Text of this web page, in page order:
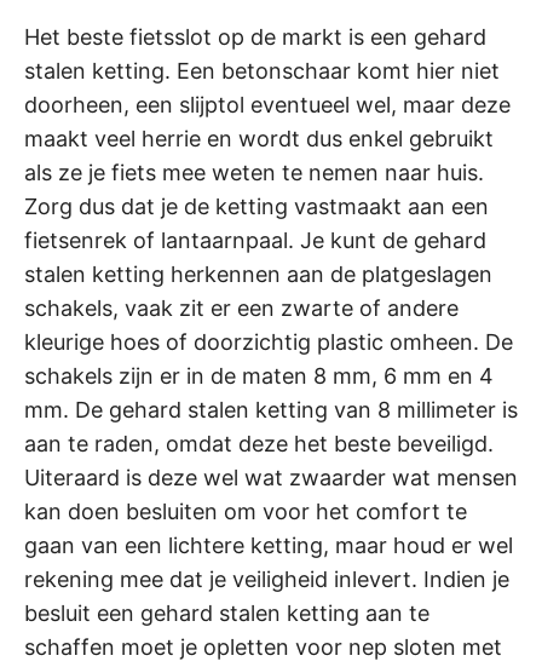
Het beste fietsslot op de markt is een gehard
stalen ketting. Een betonschaar komt hier niet
doorheen, een slijptol eventueel wel, maar deze
maakt veel herrie en wordt dus enkel gebruikt
als ze je fiets mee weten te nemen naar huis.
Zorg dus dat je de ketting vastmaakt aan een
fietsenrek of lantaarnpaal. Je kunt de gehard
stalen ketting herkennen aan de platgeslagen
schakels, vaak zit er een zwarte of andere
kleurige hoes of doorzichtig plastic omheen. De
schakels zijn er in de maten 8 mm, 6 mm en 4
mm. De gehard stalen ketting van 8 millimeter is
aan te raden, omdat deze het beste beveiligd.
Uiteraard is deze wel wat zwaarder wat mensen
kan doen besluiten om voor het comfort te
gaan van een lichtere ketting, maar houd er wel
rekening mee dat je veiligheid inlevert. Indien je
besluit een gehard stalen ketting aan te
schaffen moet je opletten voor nep sloten met